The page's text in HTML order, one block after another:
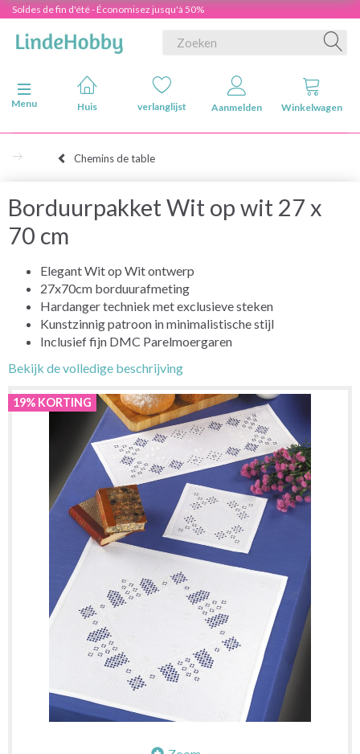
Soldes de fin d'été - Économisez jusqu'à 50%
Navigatie in-/uitschakelen
Menu
Huis verlanglijst Aanmelden Winkelwagen
Chemins de table
Borduurpakket Wit op wit 27 x
70 cm
Elegant Wit op Wit ontwerp
27x70cm borduurafmeting
Hardanger techniek met exclusieve steken
Kunstzinnig patroon in minimalistische stijl
Inclusief fijn DMC Parelmoergaren
Bekijk de volledige beschrijving
19% KORTING